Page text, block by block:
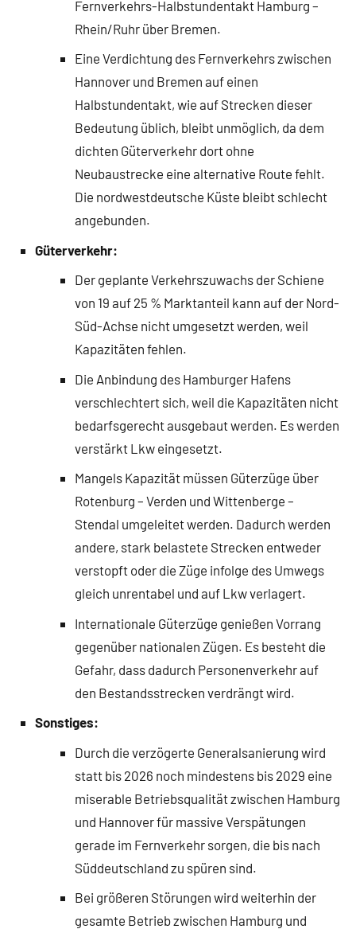
Fernverkehrs-Halbstundentakt Hamburg –
Rhein/Ruhr über Bremen.
Eine Verdichtung des Fernverkehrs zwischen
Hannover und Bremen auf einen
Halbstundentakt, wie auf Strecken dieser
Bedeutung üblich, bleibt unmöglich, da dem
dichten Güterverkehr dort ohne
Neubaustrecke eine alternative Route fehlt.
Die nordwestdeutsche Küste bleibt schlecht
angebunden.
Güterverkehr:
Der geplante Verkehrszuwachs der Schiene
von 19 auf 25 % Marktanteil kann auf der Nord-
Süd-Achse nicht umgesetzt werden, weil
Kapazitäten fehlen.
Die Anbindung des Hamburger Hafens
verschlechtert sich, weil die Kapazitäten nicht
bedarfsgerecht ausgebaut werden. Es werden
verstärkt Lkw eingesetzt.
Mangels Kapazität müssen Güterzüge über
Rotenburg – Verden und Wittenberge –
Stendal umgeleitet werden. Dadurch werden
andere, stark belastete Strecken entweder
verstopft oder die Züge infolge des Umwegs
gleich unrentabel und auf Lkw verlagert.
Internationale Güterzüge genießen Vorrang
gegenüber nationalen Zügen. Es besteht die
Gefahr, dass dadurch Personenverkehr auf
den Bestandsstrecken verdrängt wird.
Sonstiges:
Durch die verzögerte Generalsanierung wird
statt bis 2026 noch mindestens bis 2029 eine
miserable Betriebsqualität zwischen Hamburg
und Hannover für massive Verspätungen
gerade im Fernverkehr sorgen, die bis nach
Süddeutschland zu spüren sind.
Bei größeren Störungen wird weiterhin der
gesamte Betrieb zwischen Hamburg und